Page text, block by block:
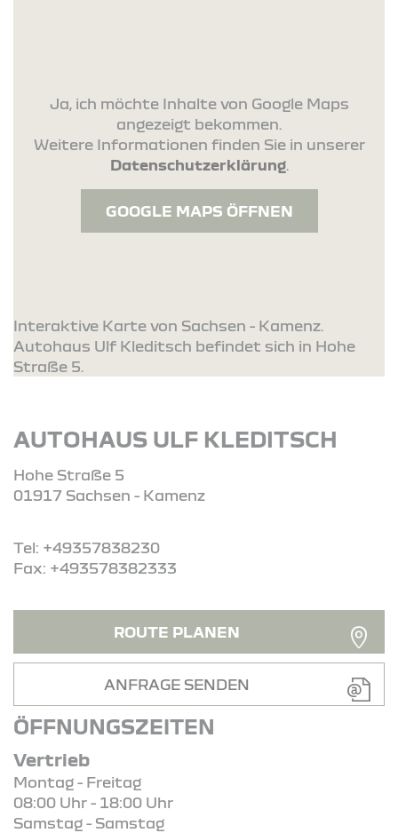
Ja, ich möchte Inhalte von Google Maps
angezeigt bekommen.
Weitere Informationen finden Sie in unserer
Datenschutzerklärung.
GOOGLE MAPS ÖFFNEN
Interaktive Karte von Sachsen - Kamenz.
Autohaus Ulf Kleditsch befindet sich in Hohe
Straße 5.
AUTOHAUS ULF KLEDITSCH
Hohe Straße 5
01917 Sachsen - Kamenz
Tel: +49357838230
Fax: +493578382333
ROUTE PLANEN
ANFRAGE SENDEN
ÖFFNUNGSZEITEN
Vertrieb
Montag - Freitag
08:00 Uhr - 18:00 Uhr
Samstag - Samstag